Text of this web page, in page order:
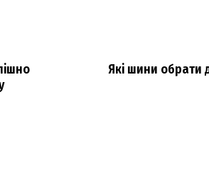
Які шини обрати